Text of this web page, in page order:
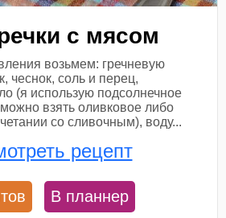
с мясом
возьмем: гречневую
чеснок, соль и перец,
(я использую подсолнечное
взять оливковое либо
со сливочным), воду...
рецепт
В планнер